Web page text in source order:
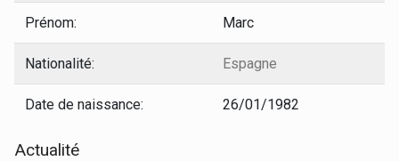
Prénom: Marc
Nationalité: Espagne
Date de naissance: 26/01/1982
Actualité